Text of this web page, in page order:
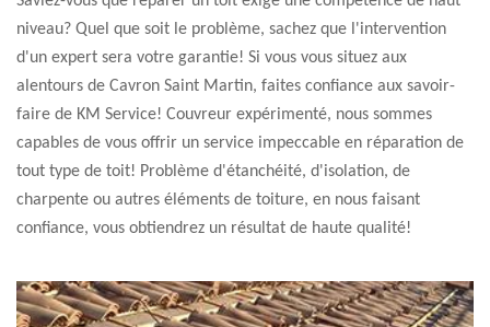
niveau? Quel que soit le problème, sachez que l'intervention
d'un expert sera votre garantie! Si vous vous situez aux
alentours de Cavron Saint Martin, faites confiance aux savoir-
faire de KM Service! Couvreur expérimenté, nous sommes
capables de vous offrir un service impeccable en réparation de
tout type de toit! Problème d'étanchéité, d'isolation, de
charpente ou autres éléments de toiture, en nous faisant
confiance, vous obtiendrez un résultat de haute qualité!